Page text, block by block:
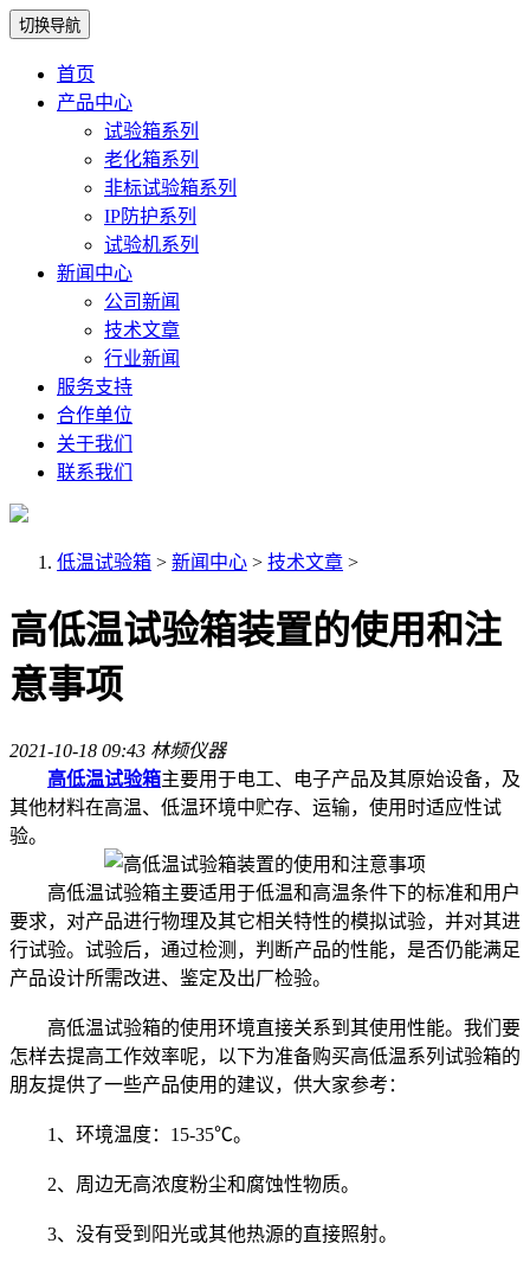
切换导航
首页
产品中心
试验箱系列
老化箱系列
非标试验箱系列
IP防护系列
试验机系列
新闻中心
公司新闻
技术文章
行业新闻
服务支持
合作单位
关于我们
联系我们
低温试验箱 > 新闻中心 > 技术文章 >
高低温试验箱装置的使用和注
意事项
2021-10-18 09:43 林频仪器
高低温试验箱主要用于电工、电子产品及其原始设备，及
其他材料在高温、低温环境中贮存、运输，使用时适应性试
验。
高低温试验箱主要适用于低温和高温条件下的标准和用户
要求，对产品进行物理及其它相关特性的模拟试验，并对其进
行试验。试验后，通过检测，判断产品的性能，是否仍能满足
产品设计所需改进、鉴定及出厂检验。
高低温试验箱的使用环境直接关系到其使用性能。我们要
怎样去提高工作效率呢，以下为准备购买高低温系列试验箱的
朋友提供了一些产品使用的建议，供大家参考：
1、环境温度：15-35℃。
2、周边无高浓度粉尘和腐蚀性物质。
3、没有受到阳光或其他热源的直接照射。